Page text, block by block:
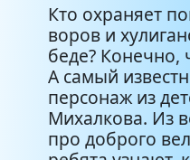
Кто охраняет
воров и
беде? Конечно,
А самый
персонаж из
Михалкова. Из
про доброго